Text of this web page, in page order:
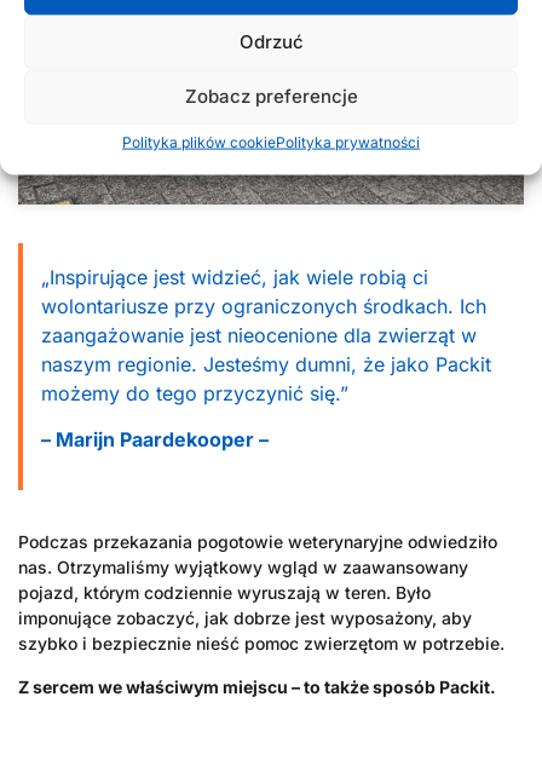
Odrzuć
Zobacz preferencje
Polityka plików cookiePolityka prywatności
„Inspirujące jest widzieć, jak wiele robią ci
wolontariusze przy ograniczonych środkach. Ich
zaangażowanie jest nieocenione dla zwierząt w
naszym regionie. Jesteśmy dumni, że jako Packit
możemy do tego przyczynić się.”
– Marijn Paardekooper –
Podczas przekazania pogotowie weterynaryjne odwiedziło
nas. Otrzymaliśmy wyjątkowy wgląd w zaawansowany
pojazd, którym codziennie wyruszają w teren. Było
imponujące zobaczyć, jak dobrze jest wyposażony, aby
szybko i bezpiecznie nieść pomoc zwierzętom w potrzebie.
Z sercem we właściwym miejscu – to także sposób Packit.